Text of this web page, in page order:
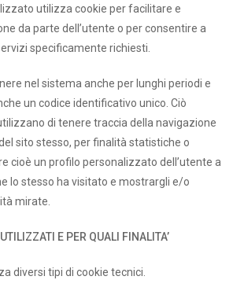
utilizza cookie per facilitare e
da parte dell’utente o per consentire a
specificamente richiesti.
nel sistema anche per lunghi periodi e
un codice identificativo unico. Ciò
di tenere traccia della navigazione
sito stesso, per finalità statistiche o
cioè un profilo personalizzato dell’utente a
lo stesso ha visitato e mostrargli e/o
mirate.
E PER QUALI FINALITA’
diversi tipi di cookie tecnici.